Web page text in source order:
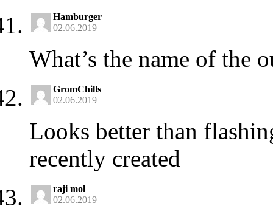
Hamburger
02.06.2019
What’s the name of the
GromChills
02.06.2019
Looks better than
recently created
raji mol
02.06.2019